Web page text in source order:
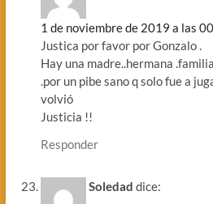
1 de noviembre de 2019 a las
Justica por favor por Gonzalo .
Hay una madre..hermana
.por un pibe sano q solo fue a
volvió
Justicia !!
Responder
Soledad dice: